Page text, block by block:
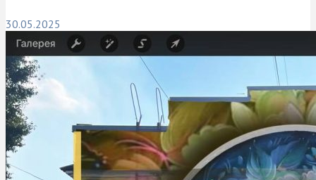
30.05.2025